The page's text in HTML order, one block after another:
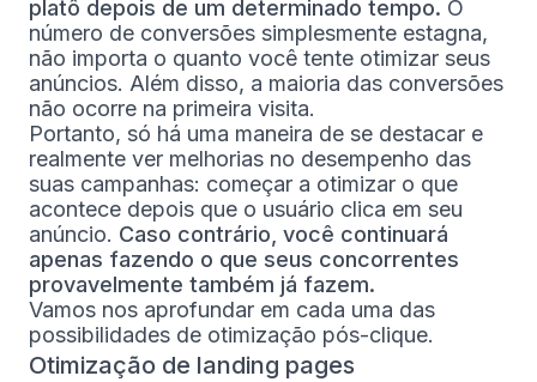
platô depois de um determinado tempo. O
número de conversões simplesmente estagna,
não importa o quanto você tente otimizar seus
anúncios. Além disso, a maioria das conversões
não ocorre na primeira visita.
Portanto, só há uma maneira de se destacar e
realmente ver melhorias no desempenho das
suas campanhas: começar a otimizar o que
acontece depois que o usuário clica em seu
anúncio. Caso contrário, você continuará
apenas fazendo o que seus concorrentes
provavelmente também já fazem.
Vamos nos aprofundar em cada uma das
possibilidades de otimização pós-clique.
Otimização de landing pages